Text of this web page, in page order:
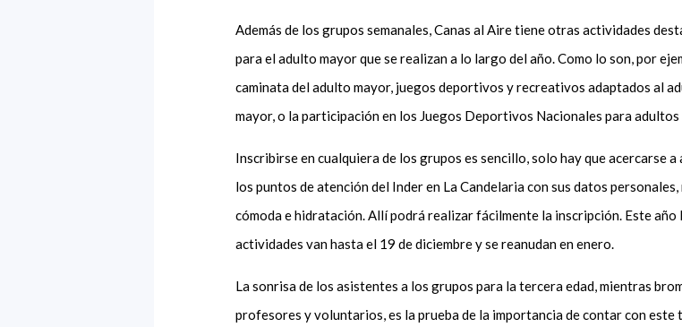
Además de los grupos semanales, Canas al Aire tiene otras actividades
para el adulto mayor que se realizan a lo largo del año. Como lo son, por
caminata del adulto mayor, juegos deportivos y recreativos adaptados al
mayor, o la participación en los Juegos Deportivos Nacionales para adultos
Inscribirse en cualquiera de los grupos es sencillo, solo hay que acercarse a
los puntos de atención del Inder en La Candelaria con sus datos
cómoda e hidratación. Allí podrá realizar fácilmente la inscripción. Este año
actividades van hasta el 19 de diciembre y se reanudan en enero.
La sonrisa de los asistentes a los grupos para la tercera edad, mientras
profesores y voluntarios, es la prueba de la importancia de contar con este